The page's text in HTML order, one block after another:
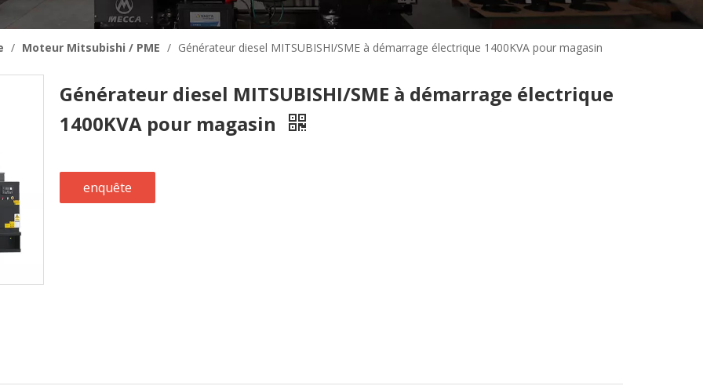
/ Moteur Mitsubishi / PME / Générateur diesel MITSUBISHI/SME à démarrage électrique 1400KVA pour magasin
Générateur diesel MITSUBISHI/SME à démarrage électrique
1400KVA pour magasin
enquête